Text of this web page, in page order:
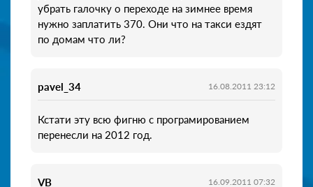
убрать галочку о переходе на зимнее время
нужно заплатить 370. Они что на такси ездят
по домам что ли?
pavel_34 16.08.2011 23:12
Кстати эту всю фигню с програмированием
перенесли на 2012 год.
VB 16.09.2011 07:32